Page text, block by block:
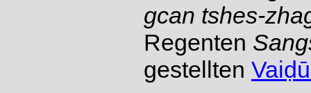
gcan tshes-
Regenten
gestellten